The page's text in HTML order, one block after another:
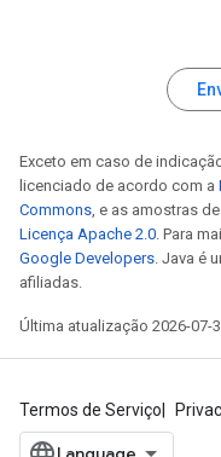
Exceto em caso de
licenciado de acordo com a
Commons, e as amostras
Licença Apache 2.0. Para
Google Developers. Java é
afiliadas.
Última atualização 2026-07-
Termos de Serviço